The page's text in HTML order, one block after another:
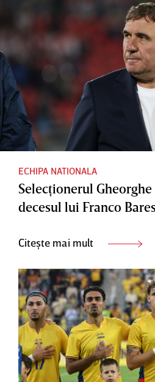
ECHIPA NATIONALA
Selecţionerul
decesul lui Franco
Citește mai mult